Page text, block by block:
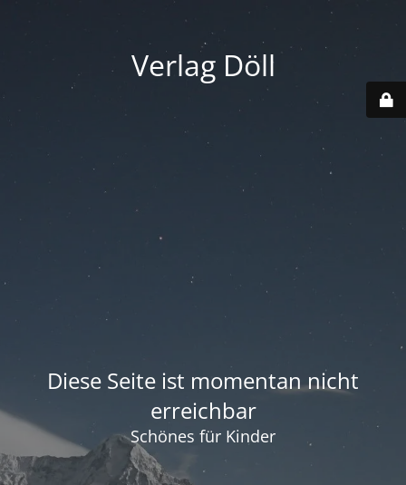
Verlag Döll
Diese Seite ist momentan nicht
erreichbar
Schönes für Kinder